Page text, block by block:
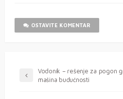
OSTAVITE KOMENTAR
Vodonik – rešenje za pogon
mašina budućnosti